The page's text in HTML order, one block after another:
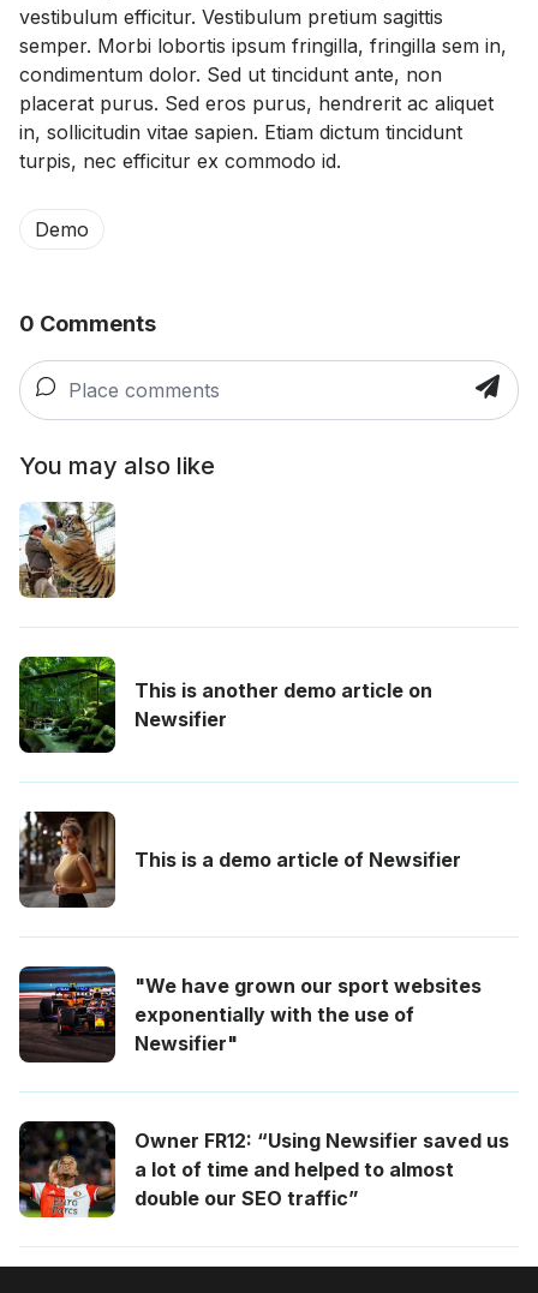
vestibulum efficitur. Vestibulum pretium sagittis
semper. Morbi lobortis ipsum fringilla, fringilla sem in,
condimentum dolor. Sed ut tincidunt ante, non
placerat purus. Sed eros purus, hendrerit ac aliquet
in, sollicitudin vitae sapien. Etiam dictum tincidunt
turpis, nec efficitur ex commodo id.
Demo
0 Comments
You may also like
This is another demo article on
Newsifier
This is a demo article of Newsifier
"We have grown our sport websites
exponentially with the use of
Newsifier"
Owner FR12: “Using Newsifier saved us
a lot of time and helped to almost
double our SEO traffic”